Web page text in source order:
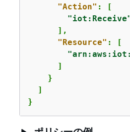
"Action" : [
      ],
"Resource" : [
      ]
    }
  ]
}